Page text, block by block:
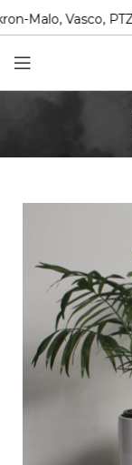
Vasco, PTZ, Coram